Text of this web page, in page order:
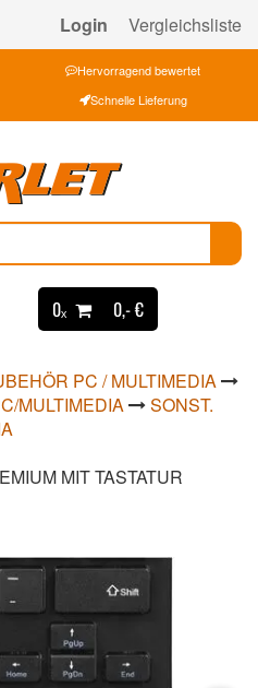
Login Vergleichsliste
Hervorragend bewertet
Schnelle Lieferung
0ₓ 0,- €
PC / MULTIMEDIA
MULTIMEDIA
SONST.
MIT TASTATUR